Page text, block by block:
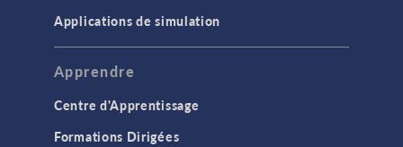
Applications de simulation
Apprendre
Centre d'Apprentissage
Formations Dirigées